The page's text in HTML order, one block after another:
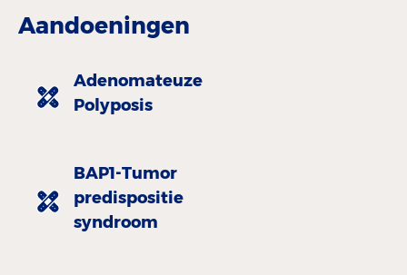
Aandoeningen
Adenomateuze
Polyposis
BAP1-Tumor
predispositie
syndroom